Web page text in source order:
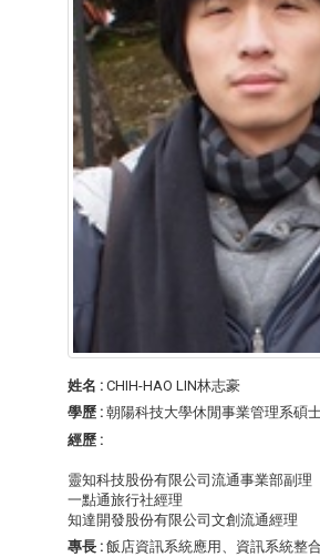
姓名 : CHIH-HAO LIN林志豪
學歷 : 朝陽科技大學休閒事業管理系碩
經歷 :
靈知科技股份有限公司流通事業部副理
一點通旅行社經理
知達開發股份有限公司文創流通經理
專長 : 飯店資訊系統應用、資訊系統整